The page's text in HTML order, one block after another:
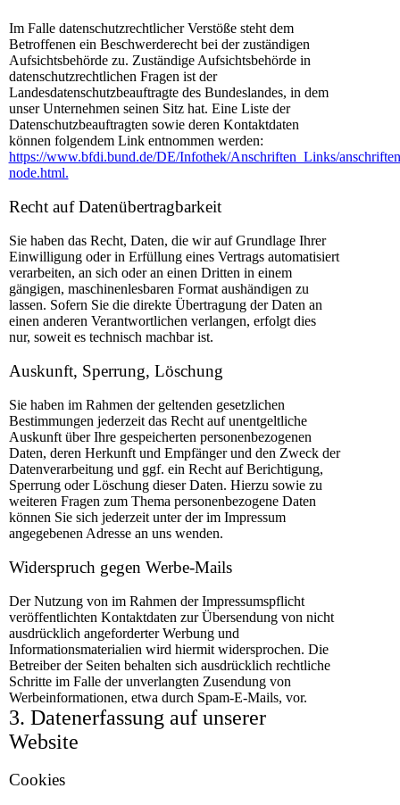
Im Falle datenschutzrechtlicher Verstöße steht dem
Betroffenen ein Beschwerderecht bei der zuständigen
Aufsichtsbehörde zu. Zuständige Aufsichtsbehörde in
datenschutzrechtlichen Fragen ist der
Landesdatenschutzbeauftragte des Bundeslandes, in dem
unser Unternehmen seinen Sitz hat. Eine Liste der
Datenschutzbeauftragten sowie deren Kontaktdaten
können folgendem Link entnommen werden:
https://www.bfdi.bund.de/DE/Infothek/Anschriften_Links/
node.html.
Recht auf Datenübertragbarkeit
Sie haben das Recht, Daten, die wir auf Grundlage Ihrer
Einwilligung oder in Erfüllung eines Vertrags automatisiert
verarbeiten, an sich oder an einen Dritten in einem
gängigen, maschinenlesbaren Format aushändigen zu
lassen. Sofern Sie die direkte Übertragung der Daten an
einen anderen Verantwortlichen verlangen, erfolgt dies
nur, soweit es technisch machbar ist.
Auskunft, Sperrung, Löschung
Sie haben im Rahmen der geltenden gesetzlichen
Bestimmungen jederzeit das Recht auf unentgeltliche
Auskunft über Ihre gespeicherten personenbezogenen
Daten, deren Herkunft und Empfänger und den Zweck der
Datenverarbeitung und ggf. ein Recht auf Berichtigung,
Sperrung oder Löschung dieser Daten. Hierzu sowie zu
weiteren Fragen zum Thema personenbezogene Daten
können Sie sich jederzeit unter der im Impressum
angegebenen Adresse an uns wenden.
Widerspruch gegen Werbe-Mails
Der Nutzung von im Rahmen der Impressumspflicht
veröffentlichten Kontaktdaten zur Übersendung von nicht
ausdrücklich angeforderter Werbung und
Informationsmaterialien wird hiermit widersprochen. Die
Betreiber der Seiten behalten sich ausdrücklich rechtliche
Schritte im Falle der unverlangten Zusendung von
Werbeinformationen, etwa durch Spam-E-Mails, vor.
3. Datenerfassung auf unserer
Website
Cookies